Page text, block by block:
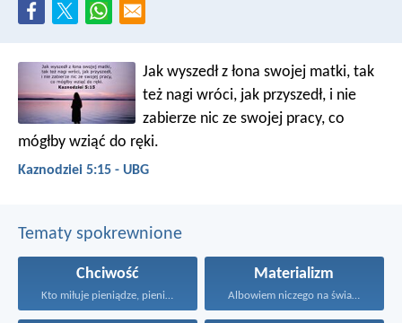
Jak wyszedł z łona swojej matki, tak
też nagi wróci, jak przyszedł, i nie
zabierze nic ze swojej pracy, co
mógłby wziąć do ręki.
Kaznodziei 5:15 - UBG
Tematy spokrewnione
Chciwość
Kto miłuje pieniądze, pieniędzmi...
Materializm
Albowiem niczego na świat...